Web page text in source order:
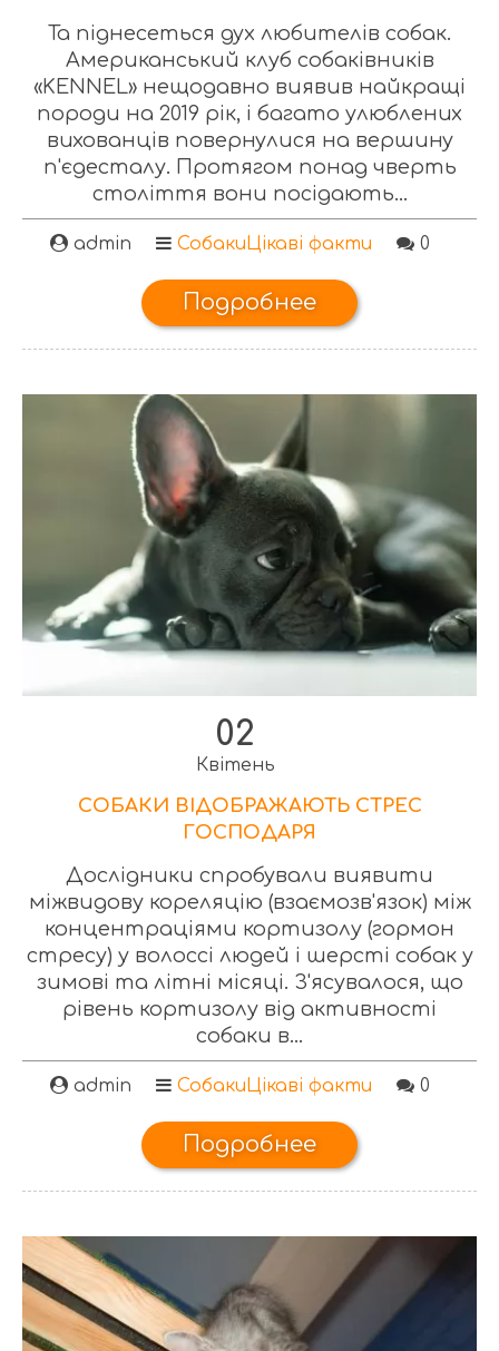
Та піднесеться дух любителів собак.
Американський клуб собаківників
«KENNEL» нещодавно виявив найкращі
породи на 2019 рік, і багато улюблених
вихованців повернулися на вершину
п'єдесталу. Протягом понад чверть
століття вони посідають...
admin Собаки Цікаві факти 0
Подробнее
02
Квітень
СОБАКИ ВІДОБРАЖАЮТЬ СТРЕС
ГОСПОДАРЯ
Дослідники спробували виявити
міжвидову кореляцію (взаємозв'язок) між
концентраціями кортизолу (гормон
стресу) у волоссі людей і шерсті собак у
зимові та літні місяці. З'ясувалося, що
рівень кортизолу від активності
собаки в...
admin Собаки Цікаві факти 0
Подробнее